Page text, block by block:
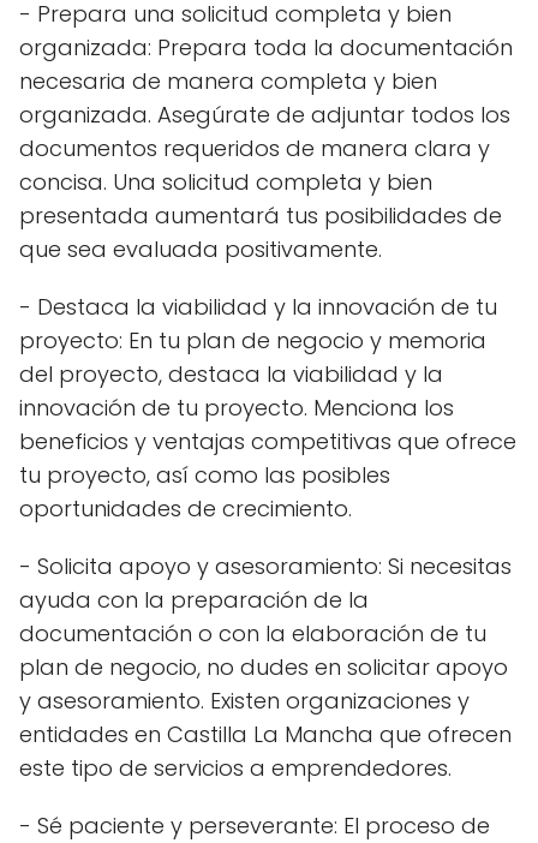
- Prepara una solicitud completa y bien
organizada: Prepara toda la documentación
necesaria de manera completa y bien
organizada. Asegúrate de adjuntar todos los
documentos requeridos de manera clara y
concisa. Una solicitud completa y bien
presentada aumentará tus posibilidades de
que sea evaluada positivamente.
- Destaca la viabilidad y la innovación de tu
proyecto: En tu plan de negocio y memoria
del proyecto, destaca la viabilidad y la
innovación de tu proyecto. Menciona los
beneficios y ventajas competitivas que ofrece
tu proyecto, así como las posibles
oportunidades de crecimiento.
- Solicita apoyo y asesoramiento: Si necesitas
ayuda con la preparación de la
documentación o con la elaboración de tu
plan de negocio, no dudes en solicitar apoyo
y asesoramiento. Existen organizaciones y
entidades en Castilla La Mancha que ofrecen
este tipo de servicios a emprendedores.
- Sé paciente y perseverante: El proceso de